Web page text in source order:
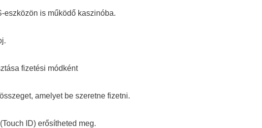
eszközön is működő kaszinóba.
fizetési módként
amelyet be szeretne fizetni.
ID) erősítheted meg.